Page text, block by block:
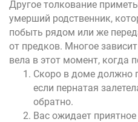
Другое толкование
умерший родственник,
побыть рядом или же
от предков. Многое
вела в этот момент, когда
Скоро в доме должно
если пернатая
обратно.
Вас ожидает